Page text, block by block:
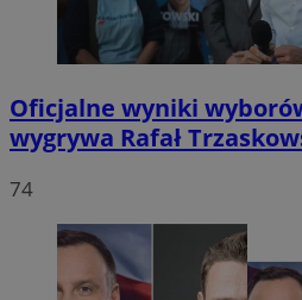
Oficjalne wyniki
wygrywa Rafał
74